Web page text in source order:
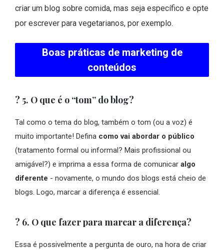
criar um blog sobre comida, mas seja específico e opte
por escrever para vegetarianos, por exemplo.
Boas práticas de marketing de
conteúdos
? 5. O que é o “tom” do blog?
Tal como o tema do blog, também o tom (ou a voz) é
muito importante! Defina como vai abordar o público
(tratamento formal ou informal? Mais profissional ou
amigável?) e imprima a essa forma de comunicar algo
diferente - novamente, o mundo dos blogs está cheio de
blogs. Logo, marcar a diferença é essencial.
?️ 6. O que fazer para marcar a diferença?
Essa é possivelmente a pergunta de ouro, na hora de criar